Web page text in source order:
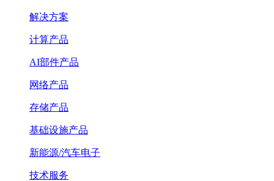
解决方案
计算产品
AI部件产品
网络产品
存储产品
基础设施产品
新能源/汽车电子
技术服务